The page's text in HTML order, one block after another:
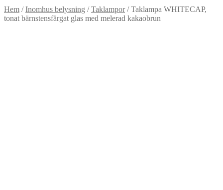
Hem /Inomhus belysning /Taklampor/Taklampa WHITECAP,
tonat bärnstensfärgat glas med melerad kakaobrun